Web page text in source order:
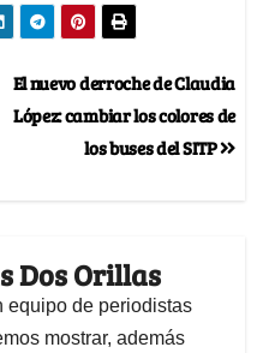
El nuevo derroche de Claudia
López: cambiar los colores de
los buses del SITP
Dos Orillas
equipo de periodistas
mostrar, además